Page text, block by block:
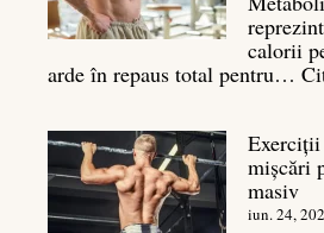
calorii
arde în repaus total pentru…
Exerciții
mișcări
masiv
iun. 24,